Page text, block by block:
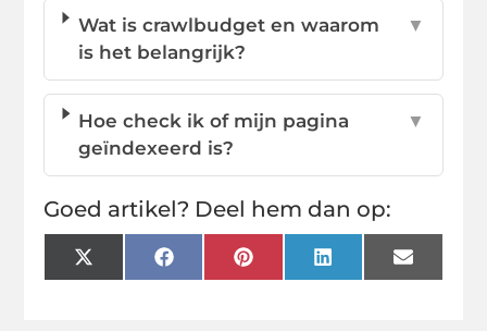
Wat is crawlbudget en waarom
is het belangrijk?
▼
Hoe check ik of mijn pagina
geïndexeerd is?
▼
Goed artikel? Deel hem dan op:
X
(Twitter)
FacebookPinterestLinkedInEmail